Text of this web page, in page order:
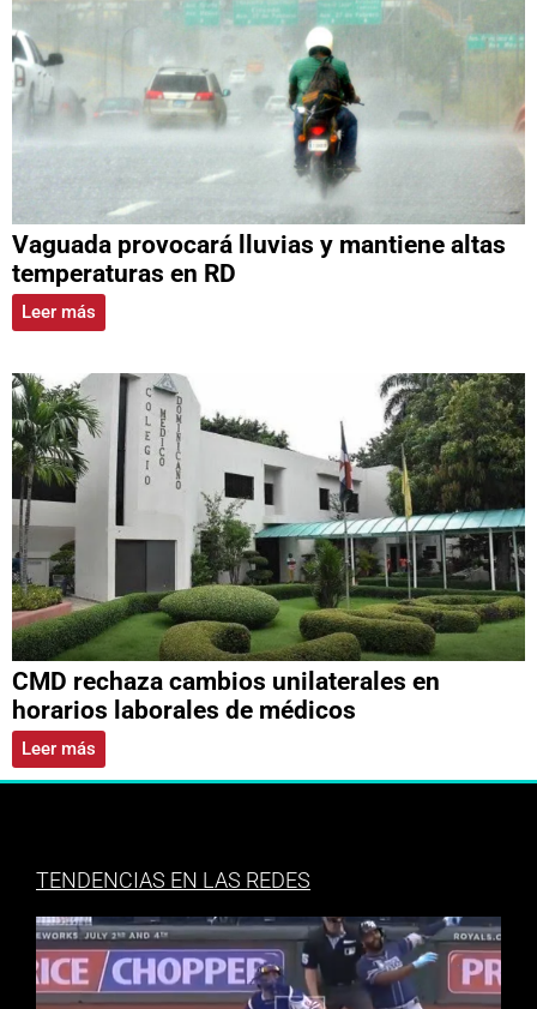
Vaguada provocará lluvias y mantiene altas
temperaturas en RD
Leer más
CMD rechaza cambios unilaterales en
horarios laborales de médicos
Leer más
TENDENCIAS EN LAS REDES